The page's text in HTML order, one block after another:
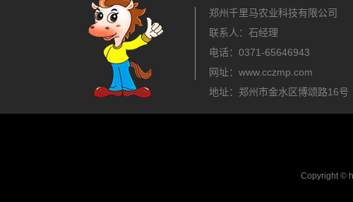
郑州千里马农业科技有限公司
联系人：石经理
电话：0371-65646943
网址：www.cczmp.com
地址：郑州市金水区博颂路16号
Copyright ©